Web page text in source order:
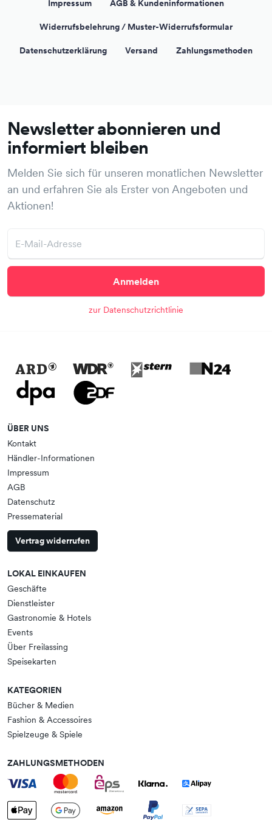
Impressum AGB & Kundeninformationen
Widerrufsbelehrung / Muster-Widerrufsformular
Datenschutzerklärung Versand Zahlungsmethoden
Newsletter abonnieren und
informiert bleiben
Melden Sie sich für unseren monatlichen Newsletter
an und erfahren Sie als Erster von Angeboten und
Aktionen!
Anmelden
zur Datenschutzrichtlinie
ÜBER UNS
Kontakt
Händler-Informationen
Impressum
AGB
Datenschutz
Pressematerial
Vertrag widerrufen
LOKAL EINKAUFEN
Geschäfte
Dienstleister
Gastronomie & Hotels
Events
Über Freilassing
Speisekarten
KATEGORIEN
Bücher & Medien
Fashion & Accessoires
Spielzeuge & Spiele
ZAHLUNGSMETHODEN